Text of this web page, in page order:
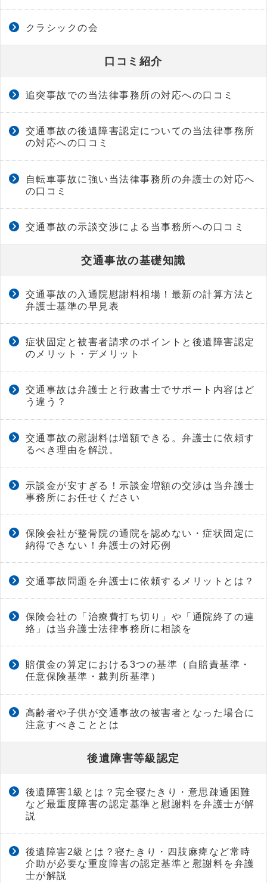
クラシックの会
口コミ紹介
追突事故での当法律事務所の対応への口コミ
交通事故の後遺障害認定についての当法律事務所
の対応への口コミ
自転車事故に強い当法律事務所の弁護士の対応へ
の口コミ
交通事故の示談交渉による当事務所への口コミ
交通事故の基礎知識
交通事故の入通院慰謝料相場！最新の計算方法と
弁護士基準の早見表
症状固定と被害者請求のポイントと後遺障害認定
のメリット・デメリット
交通事故は弁護士と行政書士でサポート内容はど
う違う？
交通事故の慰謝料は増額できる。弁護士に依頼す
るべき理由を解説。
示談金が安すぎる！示談金増額の交渉は当弁護士
事務所にお任せください
保険会社が整骨院の通院を認めない・症状固定に
納得できない！弁護士の対応例
交通事故問題を弁護士に依頼するメリットとは？
保険会社の「治療費打ち切り」や「通院終了の連
絡」は当弁護士法律事務所に相談を
賠償金の算定における3つの基準（自賠責基準・
任意保険基準・裁判所基準）
高齢者や子供が交通事故の被害者となった場合に
注意すべきこととは
後遺障害等級認定
後遺障害1級とは？完全寝たきり・意思疎通困難
など最重度障害の認定基準と慰謝料を弁護士が解
説
後遺障害2級とは？寝たきり・四肢麻痺など常時
介助が必要な重度障害の認定基準と慰謝料を弁護
士が解説